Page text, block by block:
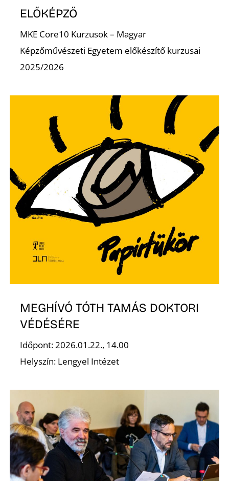
ELŐKÉPZŐ
MKE Core10 Kurzusok – Magyar
Képzőművészeti Egyetem előkészítő kurzusai
2025/2026
MEGHÍVÓ TÓTH TAMÁS DOKTORI
VÉDÉSÉRE
Időpont: 2026.01.22., 14.00
Helyszín: Lengyel Intézet